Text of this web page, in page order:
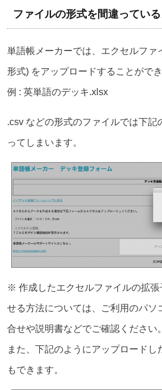
ファイルの形式を間違っている
単語帳メーカーでは、エクセルファ
形式) をアップロードすることができ
例 : 英単語のデッキ.xlsx
.csv などの形式のファイルでは下記
ってしまいます。
※ 作成したエクセルファイルの拡張
せる方法については、ご利用のパソ
合せや説明書などでご確認ください。
また、下記のようにアップロードし
もできます。